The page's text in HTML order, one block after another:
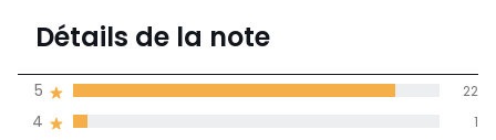
4,6
de moyenne
obtenue sur
Détails de la note
4 1
5 22